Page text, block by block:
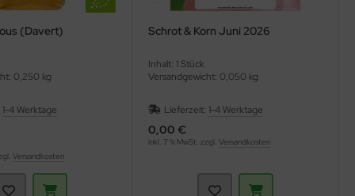
(Davert)
0,250 kg
1-4 Werktage
Versandkosten
Schrot & Korn Juni 2026
Inhalt: 1 Stück
Versandgewicht: 0,050 kg
Lieferzeit:1-4 Werktage
0,00 €
inkl. 7 % MwSt. zzgl.Versandkosten